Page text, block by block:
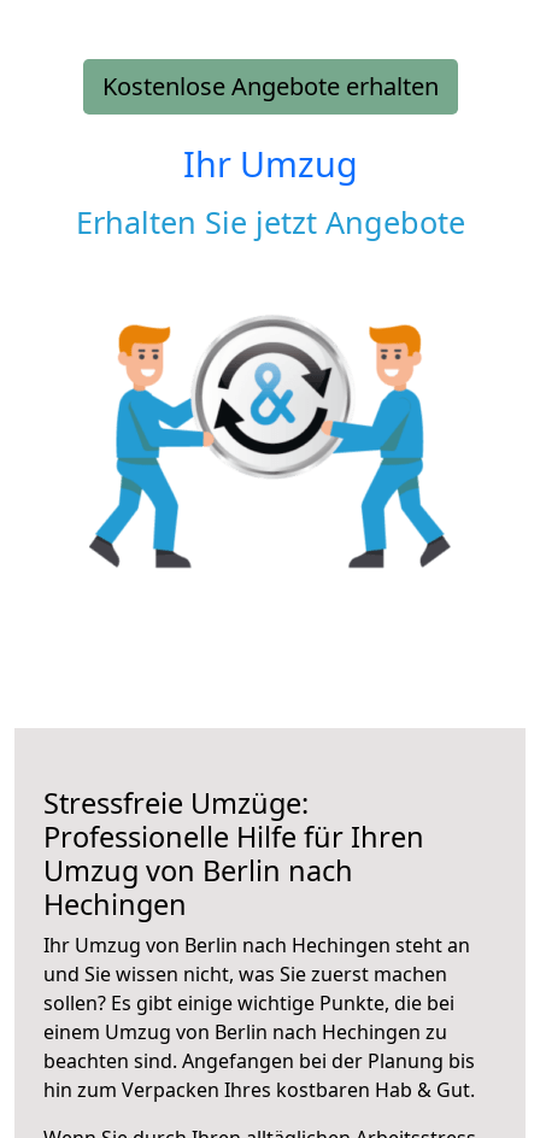
Kostenlose Angebote erhalten
Ihr Umzug
Erhalten Sie jetzt Angebote
Stressfreie Umzüge:
Professionelle Hilfe für Ihren
Umzug von Berlin nach
Hechingen
Ihr Umzug von Berlin nach Hechingen steht an
und Sie wissen nicht, was Sie zuerst machen
sollen? Es gibt einige wichtige Punkte, die bei
einem Umzug von Berlin nach Hechingen zu
beachten sind. Angefangen bei der Planung bis
hin zum Verpacken Ihres kostbaren Hab & Gut.